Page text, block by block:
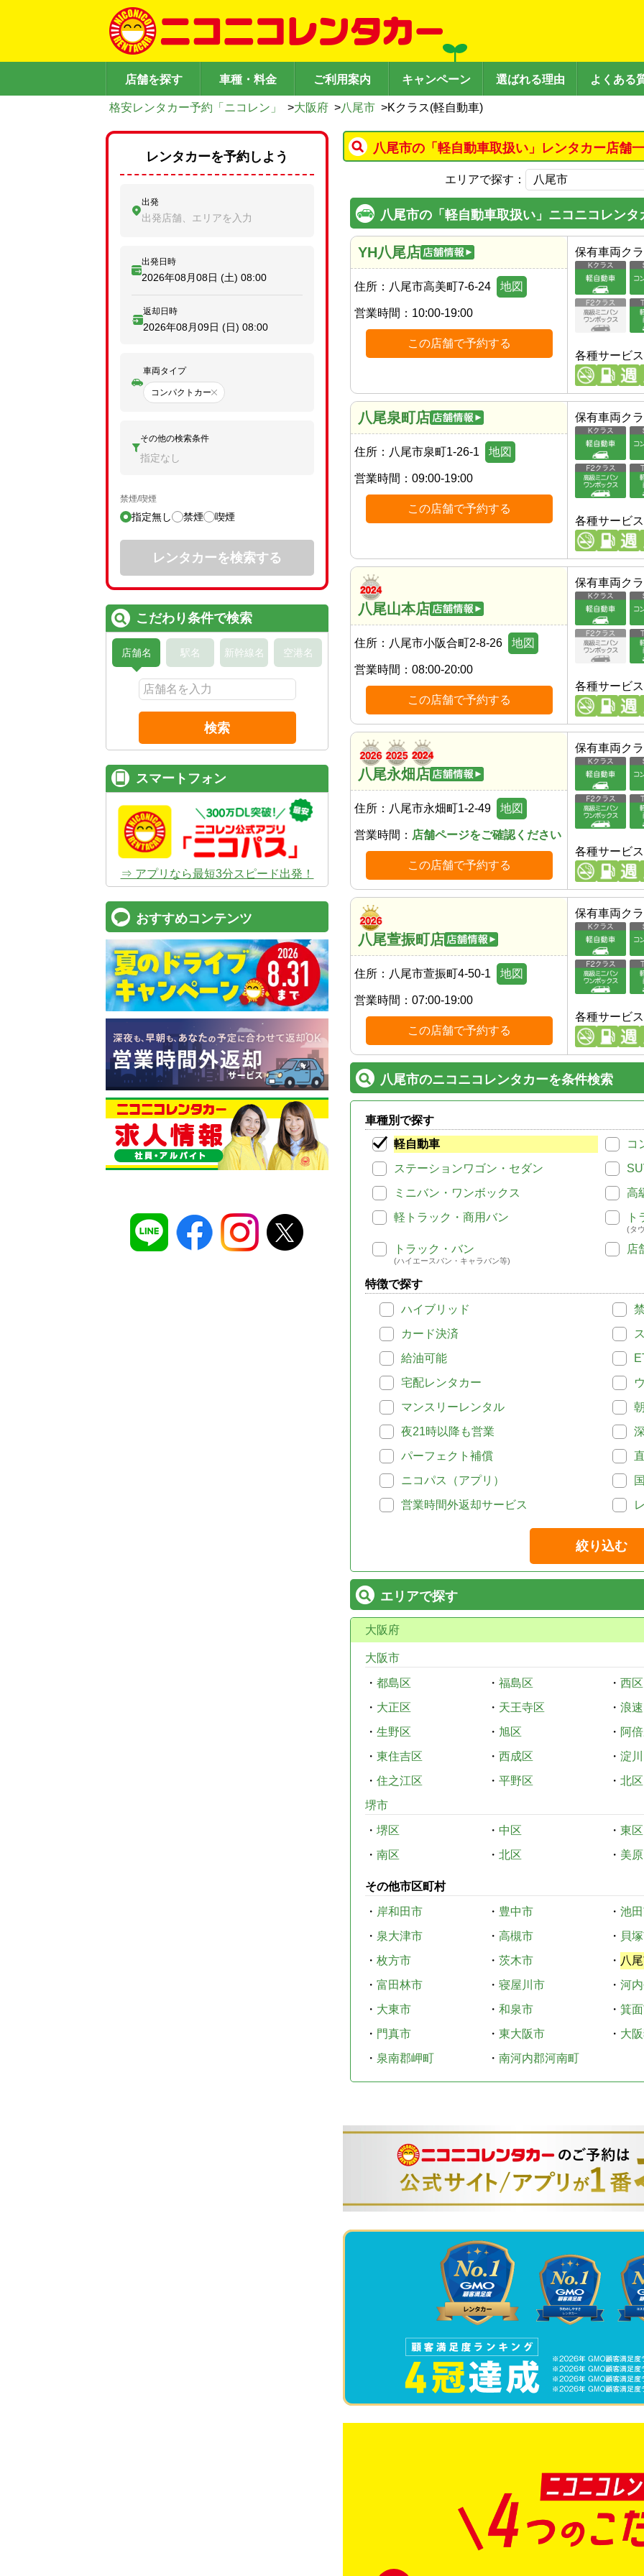
店舗を探す 車種・料金 ご利用案内 キャンペーン 選ばれる理由 よくある
格安レンタカー予約「ニコレン」 >大阪府 >八尾市 >Kクラス(軽自動車)
八尾市の「軽自動車取扱い」レンタカー店舗
エリアで探す：
八尾市の「軽自動車取扱い」ニコニコレンタ
YH八尾店
住所： 八尾市高美町7-6-24 地図
営業時間： 10:00-19:00
この店舗で予約する
保有車両ク
各種サービス
八尾泉町店
住所： 八尾市泉町1-26-1 地図
営業時間： 09:00-19:00
この店舗で予約する
保有車両ク
各種サービス
八尾山本店
住所： 八尾市小阪合町2-8-26 地図
営業時間： 08:00-20:00
この店舗で予約する
保有車両ク
各種サービス
八尾永畑店
住所： 八尾市永畑町1-2-49 地図
営業時間： 店舗ページをご確認ください
この店舗で予約する
保有車両ク
各種サービス
八尾萱振町店
住所： 八尾市萱振町4-50-1 地図
営業時間： 07:00-19:00
この店舗で予約する
保有車両ク
各種サービス
八尾市のニコニコレンタカーを条件検索
車種別で探す
軽自動車
コ
ステーションワゴン・セダン
ミニバン・ワンボックス
高
軽トラック・商用バン
ト
(タ
トラック・バン
(ハイエースバン・キャラバン等)
店
特徴で探す
ハイブリッド
カード決済
給油可能
宅配レンタカー
マンスリーレンタル
夜21時以降も営業
パーフェクト補償
ニコパス（アプリ）
営業時間外返却サービス
絞り込む
エリアで探す
大阪府
大阪市
・ 都島区 ・ 福島区 ・ 西区
・ 大正区 ・ 天王寺区 ・ 浪
・ 生野区 ・ 旭区 ・ 阿
・ 東住吉区 ・ 西成区 ・ 淀
・ 住之江区 ・ 平野区 ・ 北区
堺市
・ 堺区 ・ 中区 ・ 東区
・ 南区 ・ 北区 ・ 美
その他市区町村
・ 岸和田市 ・ 豊中市 ・ 池
・ 泉大津市 ・ 高槻市 ・ 貝
・ 枚方市 ・ 茨木市 ・ 八
・ 富田林市 ・ 寝屋川市 ・ 河
・ 大東市 ・ 和泉市 ・ 箕
・ 門真市 ・ 東大阪市 ・ 大
・ 泉南郡岬町 ・ 南河内郡河南町
レンタカーを予約しよう
出発
出発店舗、エリアを入力
出発日時
2026年08月08日 (土) 08:00
返却日時
2026年08月09日 (日) 08:00
車両タイプ
コンパクトカー
その他の検索条件
指定なし
禁煙/喫煙
指定無し 禁煙 喫煙
レンタカーを検索する
こだわり条件で検索
店舗名 駅名 新幹線名 空港名
検索
スマートフォン
⇒ アプリなら最短3分スピード出発！
おすすめコンテンツ